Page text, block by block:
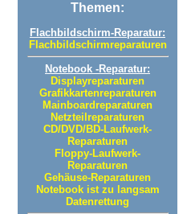
Themen:
Flachbildschirm-Reparatur:
Flachbildschirmreparaturen
Notebook -Reparatur:
Displayreparaturen
Grafikkartenreparaturen
Mainboardreparaturen
Netzteilreparaturen
CD/DVD/BD-Laufwerk-
Reparaturen
Floppy-Laufwerk-
Reparaturen
Gehäuse-Reparaturen
Notebook ist zu langsam
Datenrettung